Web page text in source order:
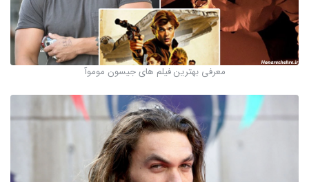
معرفی بهترین فیلم های جیسون موموآ